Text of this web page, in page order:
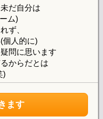
だ自分は
ム)
ず、
個人的に)
問に思います
からだとは
)
ます